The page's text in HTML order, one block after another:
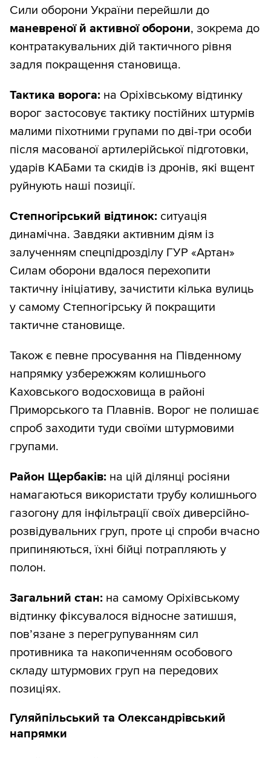
Сили оборони України перейшли до
маневреної й активної оборони, зокрема до
контратакувальних дій тактичного рівня
задля покращення становища.
Тактика ворога: на Оріхівському відтинку
ворог застосовує тактику постійних штурмів
малими піхотними групами по дві-три особи
після масованої артилерійської підготовки,
ударів КАБами та скидів із дронів, які вщент
руйнують наші позиції.
Степногірський відтинок: ситуація
динамічна. Завдяки активним діям із
залученням спецпідрозділу ГУР «Артан»
Силам оборони вдалося перехопити
тактичну ініціативу, зачистити кілька вулиць
у самому Степногірську й покращити
тактичне становище.
Також є певне просування на Південному
напрямку узбережжям колишнього
Каховського водосховища в районі
Приморського та Плавнів. Ворог не полишає
спроб заходити туди своїми штурмовими
групами.
Район Щербаків: на цій ділянці росіяни
намагаються використати трубу колишнього
газогону для інфільтрації своїх диверсійно-
розвідувальних груп, проте ці спроби вчасно
припиняються, їхні бійці потрапляють у
полон.
Загальний стан: на самому Оріхівському
відтинку фіксувалося відносне затишшя,
пов’язане з перегрупуванням сил
противника та накопиченням особового
складу штурмових груп на передових
позиціях.
Гуляйпільський та Олександрівський
напрямки